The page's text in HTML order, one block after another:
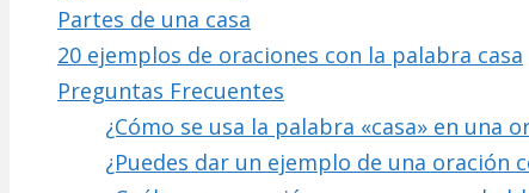
Partes de una casa
20 ejemplos de oraciones con la palabra casa
Preguntas Frecuentes
¿Cómo se usa la palabra «casa» en una
¿Puedes dar un ejemplo de una oración